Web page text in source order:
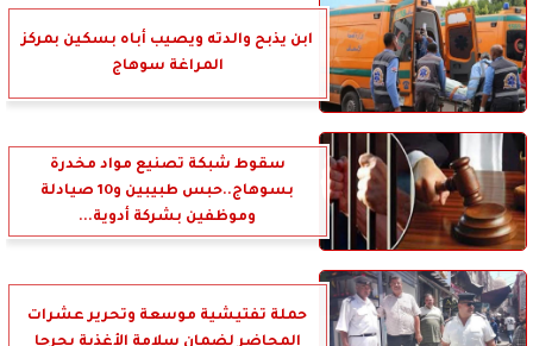
ابن يذبح والدته ويصيب أباه بسكين بمركز
المراغة سوهاج
سقوط شبكة تصنيع مواد مخدرة
بسوهاج..حبس طبيبين و10 صيادلة
وموظفين بشركة أدوية...
حملة تفتيشية موسعة وتحرير عشرات
المحاضر لضمان سلامة الأغذية بجرجا